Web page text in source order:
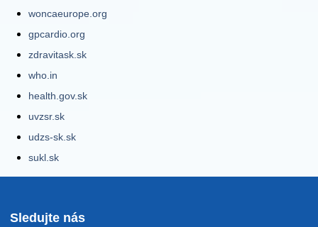
woncaeurope.org
gpcardio.org
zdravitask.sk
who.in
health.gov.sk
uvzsr.sk
udzs-sk.sk
sukl.sk
Sledujte nás